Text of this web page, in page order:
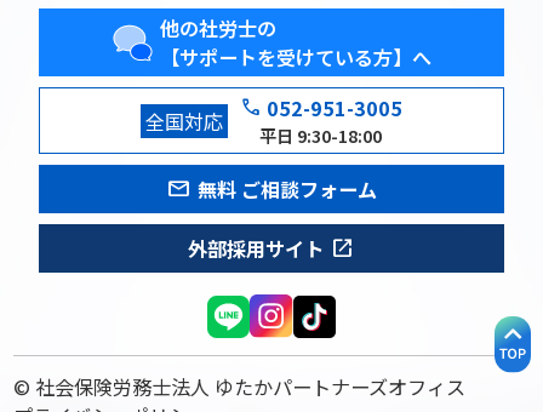
他の社労士の
【サポートを受けている方】へ
全国対応 phone 052-951-3005
平日 9:30-18:00
mail 無料 ご相談フォーム
外部採用サイト open_in_new
© 社会保険労務士法人 ゆたかパートナーズオフィス